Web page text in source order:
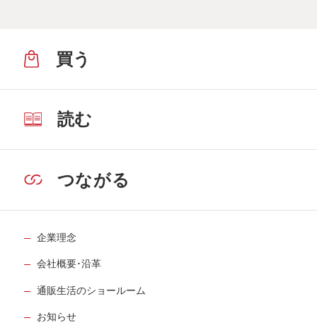
買う
読む
つながる
企業理念
会社概要･沿革
通販生活のショールーム
お知らせ